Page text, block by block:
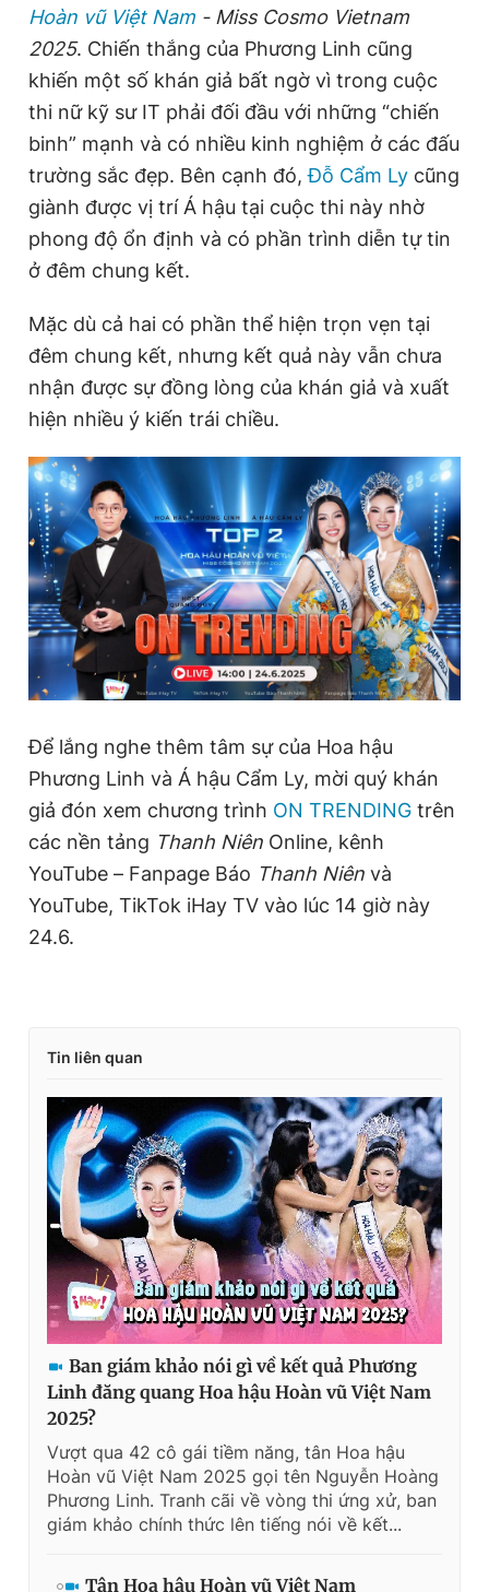
Tổng biên tập: Nguyễn Ngọc Toàn
Phó tổng biên tập thường trực: Hải Thành
Phó tổng biên tập: Lâm Hiếu Dũng
Phó tổng biên tập: Trần Việt Hưng
Tổng thư ký tòa soạn: Đức Trung
Giấy phép xuất bản số 110/GP - BTTTT cấp ngày 24.3.2020
© 2003-2026 Bản quyền thuộc về Báo Thanh Niên. Cấm sao
chép dưới mọi hình thức nếu không có sự chấp thuận bằng văn
bản. Phát triển bởi ePi Technologies, JSC.
Hoàn vũ Việt Nam - Miss Cosmo Vietnam
2025. Chiến thắng của Phương Linh cũng
khiến một số khán giả bất ngờ vì trong cuộc
thi nữ kỹ sư IT phải đối đầu với những “chiến
binh” mạnh và có nhiều kinh nghiệm ở các đấu
trường sắc đẹp. Bên cạnh đó,Đỗ Cẩm Ly cũng
giành được vị trí Á hậu tại cuộc thi này nhờ
phong độ ổn định và có phần trình diễn tự tin
ở đêm chung kết.
Mặc dù cả hai có phần thể hiện trọn vẹn tại
đêm chung kết, nhưng kết quả này vẫn chưa
nhận được sự đồng lòng của khán giả và xuất
hiện nhiều ý kiến trái chiều.
Để lắng nghe thêm tâm sự của Hoa hậu
Phương Linh và Á hậu Cẩm Ly, mời quý khán
giả đón xem chương trình ON TRENDING trên
các nền tảng Thanh Niên Online, kênh
YouTube – Fanpage Báo Thanh Niên và
YouTube, TikTok iHay TV vào lúc 14 giờ này
24.6.
Tin liên quan
Ban giám khảo nói gì về kết quả Phương
Linh đăng quang Hoa hậu Hoàn vũ Việt Nam
2025?
Vượt qua 42 cô gái tiềm năng, tân Hoa hậu
Hoàn vũ Việt Nam 2025 gọi tên Nguyễn Hoàng
Phương Linh. Tranh cãi về vòng thi ứng xử, ban
giám khảo chính thức lên tiếng nói về kết...
Tân Hoa hậu Hoàn vũ Việt Nam